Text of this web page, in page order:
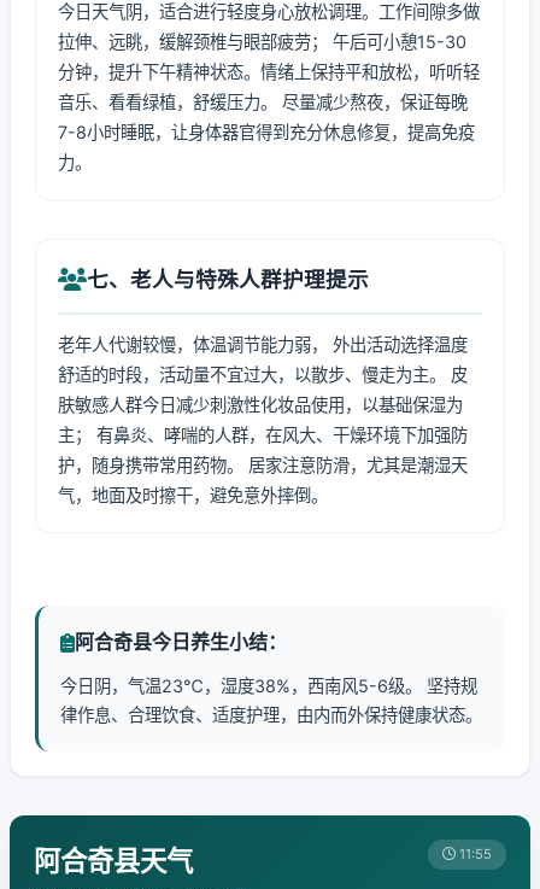
今日天气阴，适合进行轻度身心放松调理。工作间隙多做
拉伸、远眺，缓解颈椎与眼部疲劳； 午后可小憩15-30
分钟，提升下午精神状态。情绪上保持平和放松，听听轻
音乐、看看绿植，舒缓压力。 尽量减少熬夜，保证每晚
7-8小时睡眠，让身体器官得到充分休息修复，提高免疫
力。
七、老人与特殊人群护理提示
老年人代谢较慢，体温调节能力弱， 外出活动选择温度
舒适的时段，活动量不宜过大，以散步、慢走为主。 皮
肤敏感人群今日减少刺激性化妆品使用，以基础保湿为
主； 有鼻炎、哮喘的人群，在风大、干燥环境下加强防
护，随身携带常用药物。 居家注意防滑，尤其是潮湿天
气，地面及时擦干，避免意外摔倒。
阿合奇县今日养生小结：
今日阴，气温23℃，湿度38%，西南风5-6级。 坚持规
律作息、合理饮食、适度护理，由内而外保持健康状态。
阿合奇县天气 11:55